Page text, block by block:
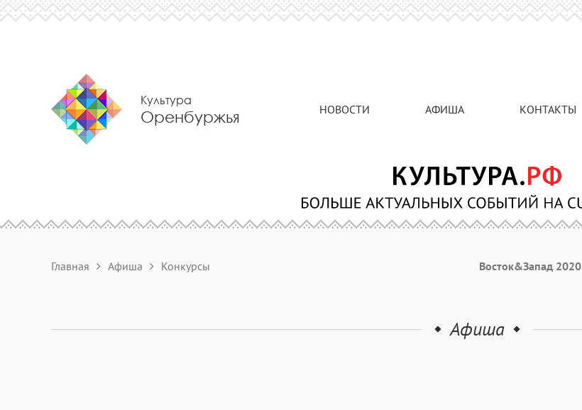
Культура
Оренбуржья НОВОСТИ АФИША КОНТАКТЫ
Главная Афиша Конкурсы Восток&Запад 2020
Афиша